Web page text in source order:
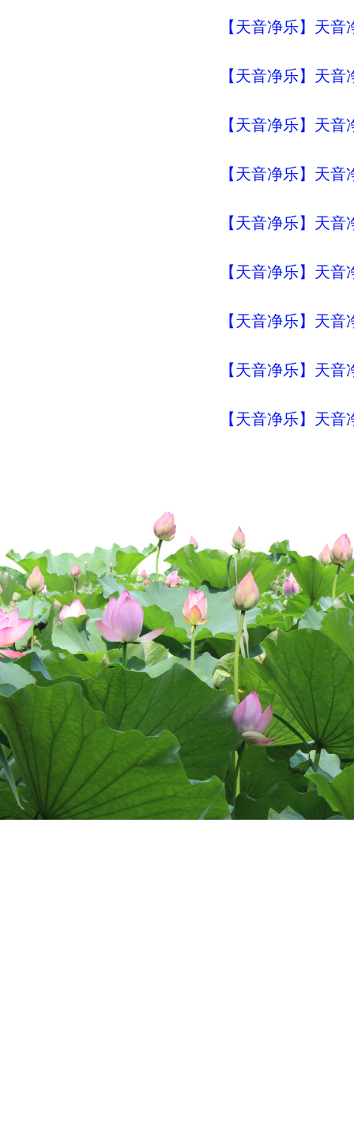
【天音净乐】天
【天音净乐】天
【天音净乐】天
【天音净乐】天音
【天音净乐】天音
【天音净乐】天音
【天音净乐】天
【天音净乐】天
【天音净乐】天